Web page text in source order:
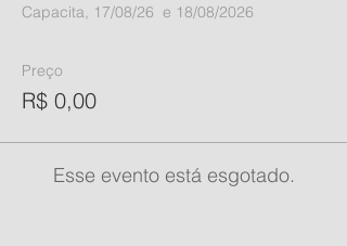
Capacita, 17/08/26  e 18/08/2026
Preço
R$ 0,00
Esse evento está esgotado.